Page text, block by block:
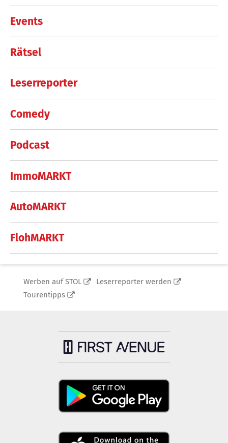
Events
Rätsel
Leserreporter
Comedy
Podcast
ImmoMARKT
AutoMARKT
FlohMARKT
Werben auf STOL
Leserreporter werden
Tourentipps